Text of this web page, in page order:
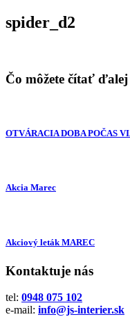
spider_d2
Čo môžete čítať ďalej
OTVÁRACIA DOBA POČAS
Akcia Marec
Akciový leták MAREC
Kontaktuje nás
tel: 0948 075 102
e-mail: info@js-interier.sk